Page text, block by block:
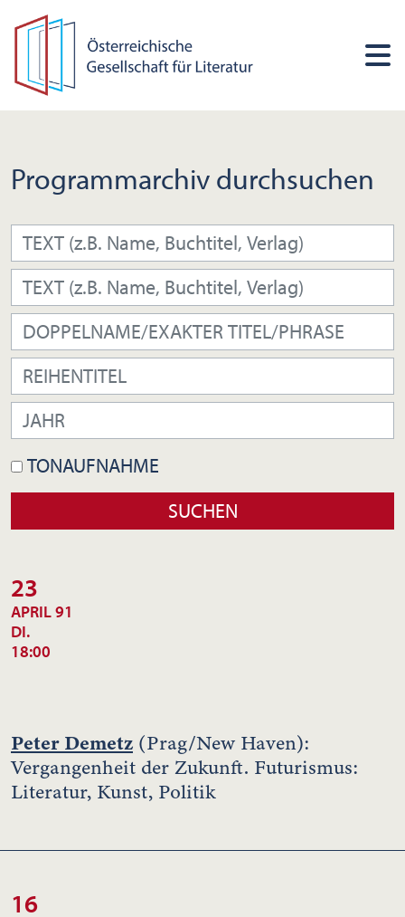
Programmarchiv durchsuchen
TONAUFNAHME
23
APRIL 91
DI.
18:00
Peter Demetz (Prag/New Haven):
Vergangenheit der Zukunft. Futurismus:
Literatur, Kunst, Politik
16